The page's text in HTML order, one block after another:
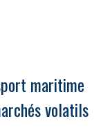
maritime
volatils